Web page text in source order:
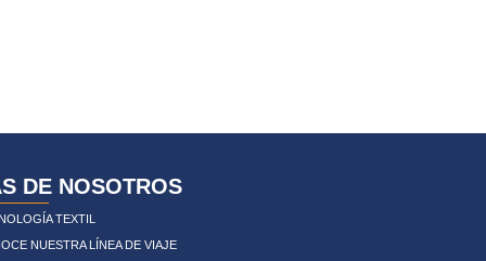
DE NOSOTROS
TEXTIL
NUESTRA LÍNEA DE VIAJE